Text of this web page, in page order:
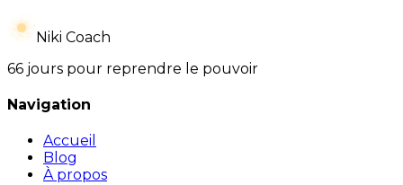
Niki Coach
66 jours pour reprendre le pouvoir
Navigation
Accueil
Blog
À propos